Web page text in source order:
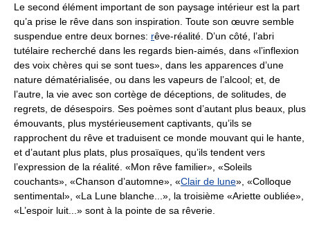
Le second élément important de son paysage intérieur est la part
qu’a prise le rêve dans son inspiration. Toute son œuvre semble
suspendue entre deux bornes: rêve-réalité. D’un côté, l’abri
tutélaire recherché dans les regards bien-aimés, dans «l’inflexion
des voix chères qui se sont tues», dans les apparences d’une
nature dématérialisée, ou dans les vapeurs de l’alcool; et, de
l’autre, la vie avec son cortège de déceptions, de solitudes, de
regrets, de désespoirs. Ses poèmes sont d’autant plus beaux, plus
émouvants, plus mystérieusement captivants, qu’ils se
rapprochent du rêve et traduisent ce monde mouvant qui le hante,
et d’autant plus plats, plus prosaïques, qu’ils tendent vers
l’expression de la réalité. «Mon rêve familier», «Soleils
couchants», «Chanson d’automne», «Clair de lune», «Colloque
sentimental», «La Lune blanche...», la troisième «Ariette oubliée»,
«L’espoir luit...» sont à la pointe de sa rêverie.